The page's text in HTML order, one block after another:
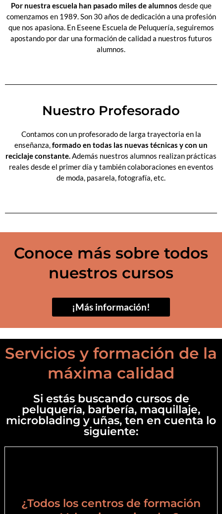
Por nuestra escuela han pasado miles de alumnos desde que
comenzamos en 1989. Son 30 años de dedicación a una profesión
que nos apasiona. En Eseene Escuela de Peluquería, seguiremos
apostando por dar una formación de calidad a nuestros futuros
alumnos.
Nuestro Profesorado
Contamos con un profesorado de larga trayectoria en la
enseñanza,formado en todas las nuevas técnicas y con un
reciclaje constante.Además nuestros alumnos realizan prácticas
reales desde el primer día y también colaboraciones en eventos
de moda, pasarela, fotografía, etc.
Conoce más sobre todos
nuestros cursos
¡Más información!
Servicios y formación de la
máxima calidad
Si estás buscando cursos de
peluquería, barbería, maquillaje,
microblading y uñas, ten en cuenta lo
siguiente:
¿Todos los centros de formación